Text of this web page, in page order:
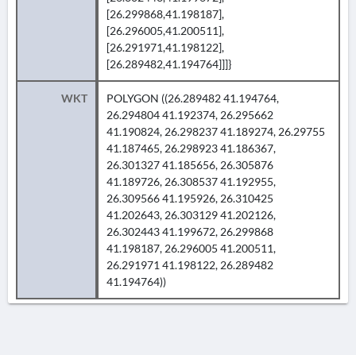
[26.299868,41.198187],
[26.296005,41.200511],
[26.291971,41.198122],
[26.289482,41.194764]]]}
WKT
POLYGON ((26.289482 41.194764,
26.294804 41.192374, 26.295662
41.190824, 26.298237 41.189274, 26.29755
41.187465, 26.298923 41.186367,
26.301327 41.185656, 26.305876
41.189726, 26.308537 41.192955,
26.309566 41.195926, 26.310425
41.202643, 26.303129 41.202126,
26.302443 41.199672, 26.299868
41.198187, 26.296005 41.200511,
26.291971 41.198122, 26.289482
41.194764))